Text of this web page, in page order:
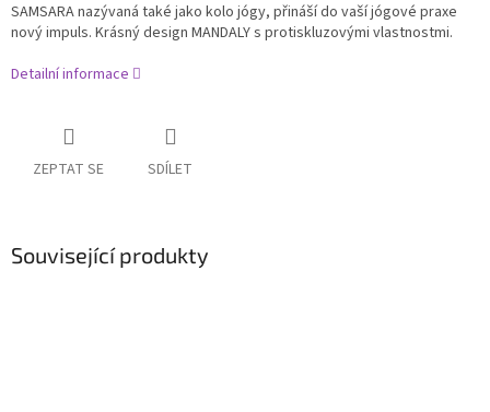
SAMSARAnazývaná také jako kolo jógy, přináší do vaší jógové praxe
nový impuls. Krásný design MANDALY s protiskluzovými vlastnostmi.
Detailní informace
ZEPTAT SE SDÍLET
Související produkty